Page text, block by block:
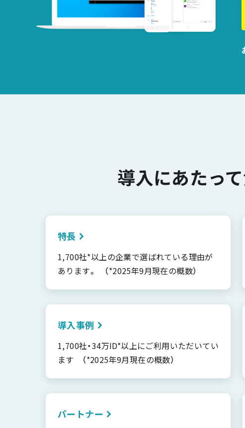
導入にあたっ
特長
1,700社*以上の企業で選ばれている理由が
あります。 （*2025年9月現在の概数）
導入事例
1,700社・34万ID*以上にご利用いただいてい
ます （*2025年9月現在の概数）
パートナー